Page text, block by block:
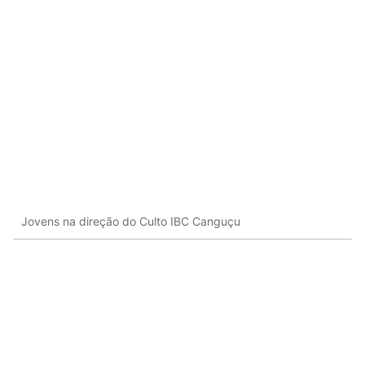
Jovens na direção do Culto IBC Canguçu